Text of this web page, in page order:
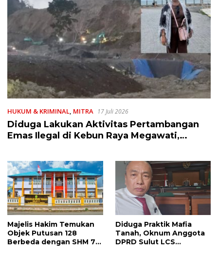
HUKUM & KRIMINAL, MITRA 17 Juli 2026
Diduga Lakukan Aktivitas Pertambangan
Emas Ilegal di Kebun Raya Megawati,
Majelis Hakim Temukan
Objek Putusan 128
Berbeda dengan SHM 79,
Diduga Praktik Mafia
Tanah, Oknum Anggota
DPRD Sulut LCS